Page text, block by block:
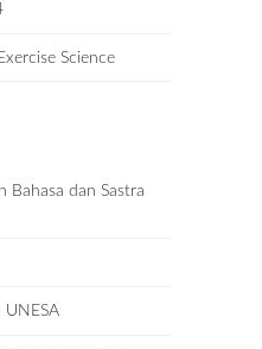
Science
Bahasa dan Sastra
UNESA